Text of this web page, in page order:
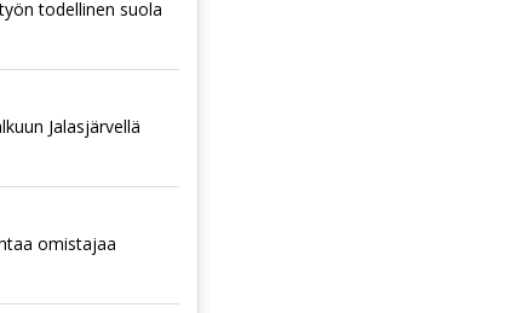
todellinen suola
Jalasjärvellä
omistajaa